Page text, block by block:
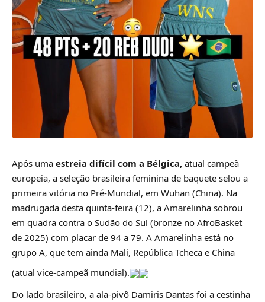
Após uma estreia difícil com a Bélgica, atual campeã
europeia, a seleção brasileira feminina de baquete selou a
primeira vitória no Pré-Mundial, em Wuhan (China). Na
madrugada desta quinta-feira (12), a Amarelinha sobrou
em quadra contra o Sudão do Sul (bronze no AfroBasket
de 2025) com placar de 94 a 79. A Amarelinha está no
grupo A, que tem ainda Mali, República Tcheca e China
(atual vice-campeã mundial).
Do lado brasileiro, a ala-pivô Damiris Dantas foi a cestinha